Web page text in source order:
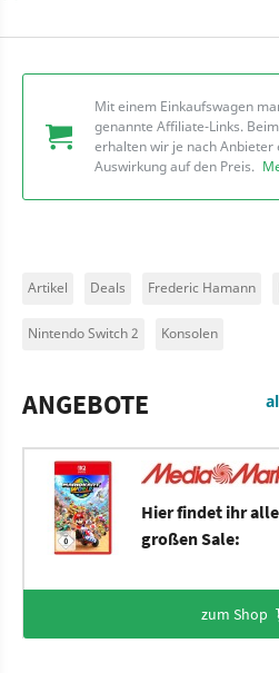
Mit einem Einkaufswagen
genannte Affiliate-Links.
erhalten wir je nach Anbieter
Auswirkung auf den Preis.
Artikel Deals Frederic Hamann
Nintendo Switch 2 Konsolen
ANGEBOTE
Hier findet ihr
großen Sale:
zum Shop